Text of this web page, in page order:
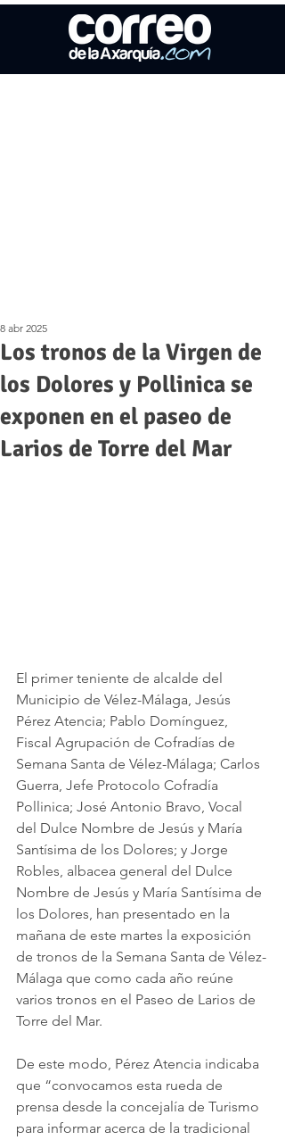
Los tronos de la Virgen de
los Dolores y Pollinica se
exponen en el paseo de
Larios de Torre del Mar
8 abr 2025
El primer teniente de alcalde del
Municipio de Vélez-Málaga, Jesús
Pérez Atencia; Pablo Domínguez,
Fiscal Agrupación de Cofradías de
Semana Santa de Vélez-Málaga; Carlos
Guerra, Jefe Protocolo Cofradía
Pollinica; José Antonio Bravo, Vocal
del Dulce Nombre de Jesús y María
Santísima de los Dolores; y Jorge
Robles, albacea general del Dulce
Nombre de Jesús y María Santísima de
los Dolores, han presentado en la
mañana de este martes la exposición
de tronos de la Semana Santa de Vélez-
Málaga que como cada año reúne
varios tronos en el Paseo de Larios de
Torre del Mar.
De este modo, Pérez Atencia indicaba
que “convocamos esta rueda de
prensa desde la concejalía de Turismo
para informar acerca de la tradicional